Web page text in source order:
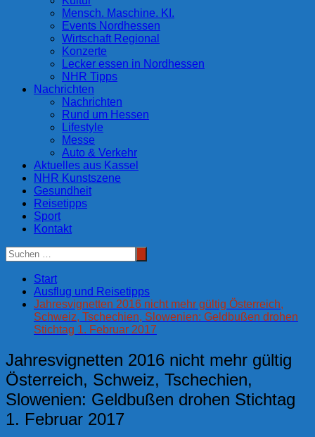
Mensch. Maschine. KI.
Events Nordhessen
Wirtschaft Regional
Konzerte
Lecker essen in Nordhessen
NHR Tipps
Nachrichten
Nachrichten
Rund um Hessen
Lifestyle
Messe
Auto & Verkehr
Aktuelles aus Kassel
NHR Kunstszene
Gesundheit
Reisetipps
Sport
Kontakt
Start
Ausflug und Reisetipps
Jahresvignetten 2016 nicht mehr gültig Österreich,
Schweiz, Tschechien, Slowenien: Geldbußen drohen
Stichtag 1. Februar 2017
Jahresvignetten 2016 nicht mehr gültig
Österreich, Schweiz, Tschechien,
Slowenien: Geldbußen drohen Stichtag
1. Februar 2017